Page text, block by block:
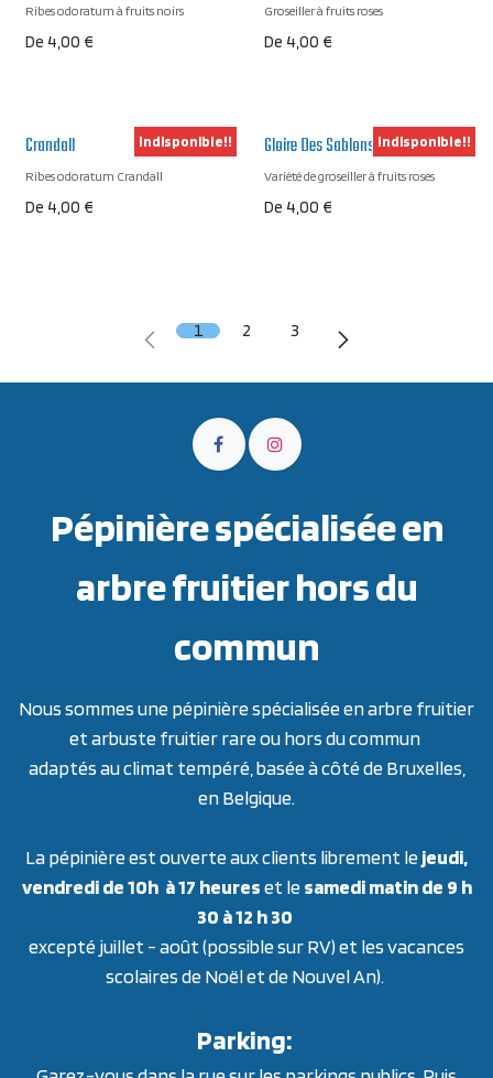
Ribes odoratum à fruits noirs
De 4,00 €
Groseiller à fruits roses
De 4,00 €
Crandall
Ribes odoratum Crandall
De 4,00 €
Indisponible!! Gloire Des Sablons
Variété de groseiller à fruits roses
De 4,00 €
Indisponible!!
1 2 3
Pépinière spécialisée en
arbre fruitier hors du
commun
Nous sommes une pépinière spécialisée en arbre fruitier
et arbuste fruitier rare ou hors du commun
adaptés au climat tempéré, basée à côté de Bruxelles,
en Belgique.
La pépinière est ouverte aux clients librement lejeudi,
vendredi de 10h à 17 heureset lesamedi matin de 9 h
30 à 12 h 30
excepté juillet - août (possible sur RV) et les vacances
scolaires de Noël et de Nouvel An).
Parking: